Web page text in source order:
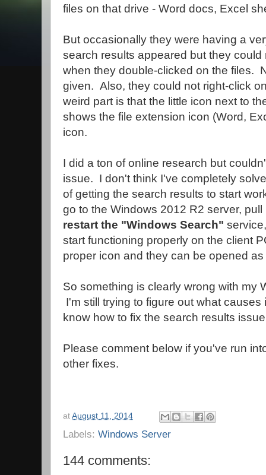
files on that drive - Word docs, Excel
But occasionally they were having a
search results appeared but they
when they double-clicked on the files.
given. Also, they could not right-click
weird part is that the little icon next to
shows the file extension icon (Word,
icon.
I did a ton of online research but
issue. I don't think I've completely
of getting the search results to start
go to the Windows 2012 R2 server,
restart the "Windows Search"
start functioning properly on the client
proper icon and they can be opened
So something is clearly wrong with my
I'm still trying to figure out what causes
know how to fix the search results
Please comment below if you've run
other fixes.
at August 11, 2014
Labels: Windows Server
144 comments: